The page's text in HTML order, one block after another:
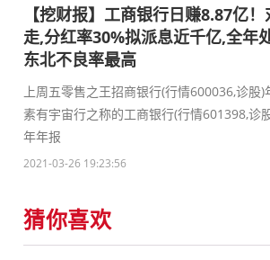
【挖财报】工商银行日赚8.87亿
走,分红率30%拟派息近千亿,全年
东北不良率最高
上周五零售之王招商银行(行情600036,诊股)
素有宇宙行之称的工商银行(行情601398,诊
年年报
2021-03-26 19:23:56
猜你喜欢